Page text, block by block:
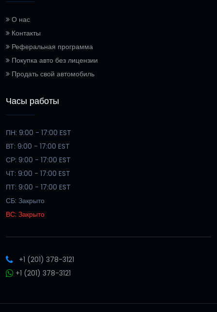
О нас
Контакты
Реферальная программа
Покупка авто без лицензии
Продать свой автомобиль
Часы работы
ПН: 9:00 - 17:00 EST
ВТ: 9:00 - 17:00 EST
СР: 9:00 - 17:00 EST
ЧТ: 9:00 - 17:00 EST
ПТ: 9:00 - 17:00 EST
СБ: Закрыто
ВС: Закрыто
+1 (201) 378-3121
+1 (201) 378-3121